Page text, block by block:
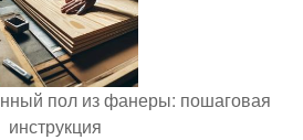
пол из фанеры: пошаговая
инструкция